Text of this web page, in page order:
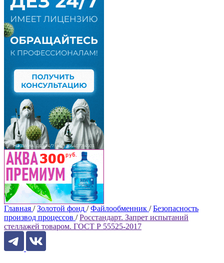
Главная / Золотой фонд / Файлообменник / Безопасность
производ процессов / Росстандарт. Запрет испытаний
стеллажей товаром. ГОСТ Р 55525-2017